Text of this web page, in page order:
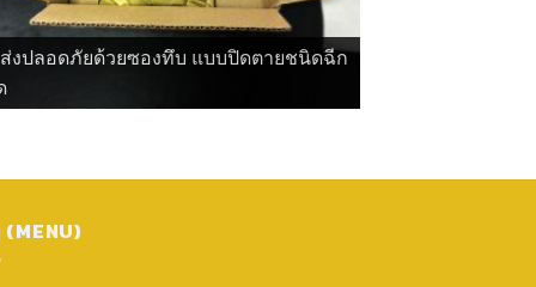
งปลอดภัยด้วยซองทึบ แบบปิดตายชนิดฉีก
(MENU)